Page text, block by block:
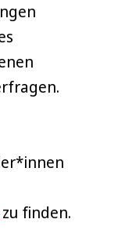
zu finden.